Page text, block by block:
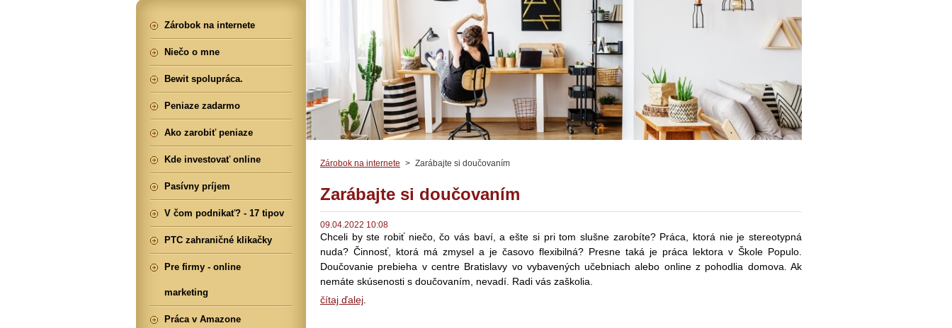
Zárobok na internete > Zarábajte si doučovaním
Zarábajte si doučovaním
09.04.2022 10:08
Chceli by ste robiť niečo, čo vás baví, a ešte si pri tom slušne zarobíte? Práca, ktorá nie je stereotypná
nuda? Činnosť, ktorá má zmysel a je časovo flexibilná? Presne taká je práca lektora v Škole Populo.
Doučovanie prebieha v centre Bratislavy vo vybavených učebniach alebo online z pohodlia domova. Ak
nemáte skúsenosti s doučovaním, nevadí. Radi vás zaškolia.
čítaj ďalej
Zárobok na internete
Niečo o mne
Bewit spolupráca.
Peniaze zadarmo
Ako zarobiť peniaze
Kde investovať online
Pasívny príjem
V čom podnikať? - 17 tipov
PTC zahraničné klikačky
Pre firmy - online
marketing
Práca v Amazone